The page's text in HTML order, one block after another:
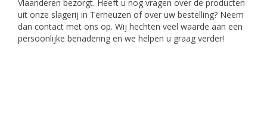
Vlaanderen bezorgt. Heeft u nog vragen over de producten
uit onze slagerij in Terneuzen of over uw bestelling? Neem
dan contact met ons op. Wij hechten veel waarde aan een
persoonlijke benadering en we helpen u graag verder!